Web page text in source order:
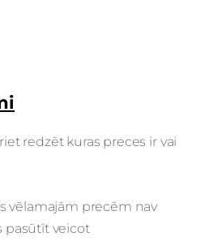
redzēt kuras preces ir vai
vēlamajām precēm nav
pasūtīt veicot